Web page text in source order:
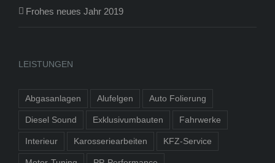
Frohes neues Jahr 2019
LEISTUNGEN
Abgasanlagen Alufelgen Auto Folierung
Diesel Sound Exklusivumbauten Fahrwerke
Interieur Karosseriearbeiten KFZ-Service